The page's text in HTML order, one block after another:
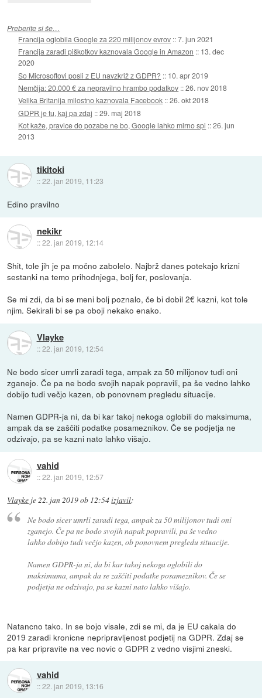
Preberite si še…
Francija oglobila Google za 220 milijonov evrov ::7. jun 2021
Francija zaradi piškotkov kaznovala Google in Amazon :: 13. dec
2020
So Microsoftovi posli z EU navzkriž z GDPR? :: 10. apr 2019
Nemčija: 20.000 € za nepravilno hrambo podatkov ::26. nov 2018
Velika Britanija milostno kaznovala Facebook ::26. okt 2018
GDPR je tu, kaj pa zdaj ::29. maj 2018
Kot kaže, pravice do pozabe ne bo, Google lahko mirno spi ::26. jun
2013
tikitoki
::22. jan 2019, 11:23
Edino pravilno
nekikr
::22. jan 2019, 12:14
Shit, tole jih je pa močno zabolelo. Najbrž danes potekajo krizni
sestanki na temo prihodnjega, bolj fer, poslovanja.
Se mi zdi, da bi se meni bolj poznalo, če bi dobil 2€ kazni, kot tole
njim. Sekirali bi se pa oboji nekako enako.
Vlayke
::22. jan 2019, 12:54
Ne bodo sicer umrli zaradi tega, ampak za 50 milijonov tudi oni
zganejo. Če pa ne bodo svojih napak popravili, pa še vedno lahko
dobijo tudi večjo kazen, ob ponovnem pregledu situacije.
Namen GDPR-ja ni, da bi kar takoj nekoga oglobili do maksimuma,
ampak da se zaščiti podatke posameznikov. Če se podjetja ne
odzivajo, pa se kazni nato lahko višajo.
vahid
::22. jan 2019, 12:57
Vlayke je22. jan 2019 ob 12:54izjavil:
Ne bodo sicer umrli zaradi tega, ampak za 50 milijonov tudi oni
zganejo. Če pa ne bodo svojih napak popravili, pa še vedno
lahko dobijo tudi večjo kazen, ob ponovnem pregledu situacije.
Namen GDPR-ja ni, da bi kar takoj nekoga oglobili do
maksimuma, ampak da se zaščiti podatke posameznikov. Če se
podjetja ne odzivajo, pa se kazni nato lahko višajo.
Natancno tako. In se bojo visale, zdi se mi, da je EU cakala do
2019 zaradi kronicne nepripravljenost podjetij na GDPR. Zdaj se
pa kar pripravite na vec novic o GDPR z vedno visjimi zneski.
vahid
::22. jan 2019, 13:16